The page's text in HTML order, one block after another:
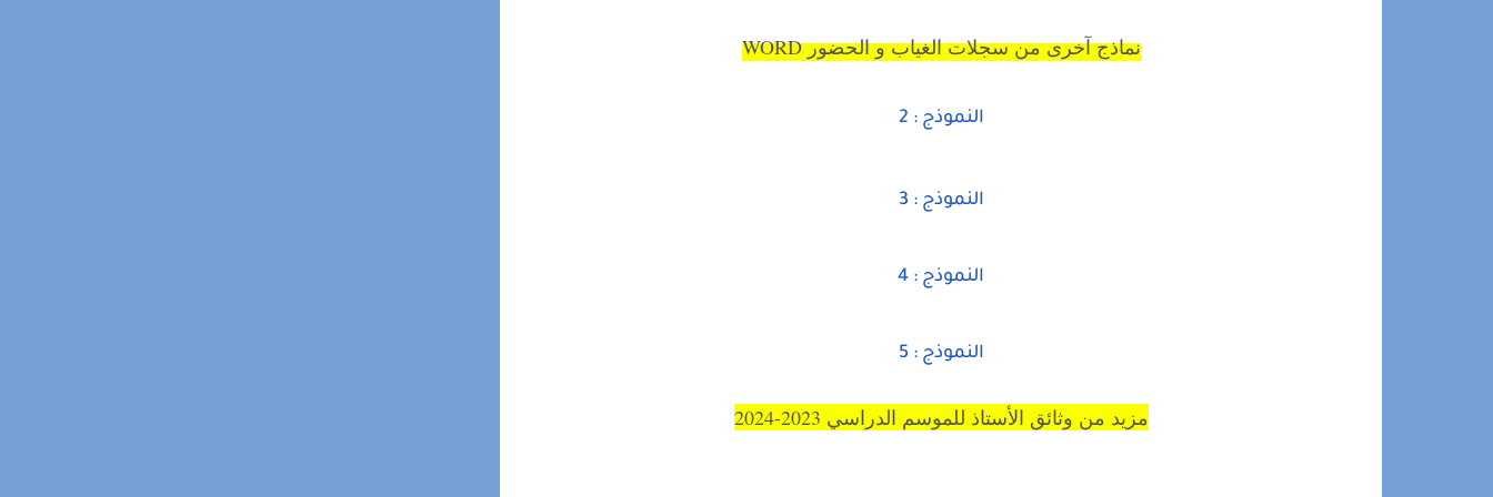
نماذج آخرى من سجلات الغياب و الحضور WORD
النموذج : 2
النموذج : 3
النموذج : 4
النموذج : 5
مزيد من وثائق الأستاذ للموسم الدراسي 2023-2024